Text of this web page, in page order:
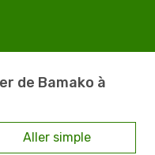
de Bamako à
Aller simple